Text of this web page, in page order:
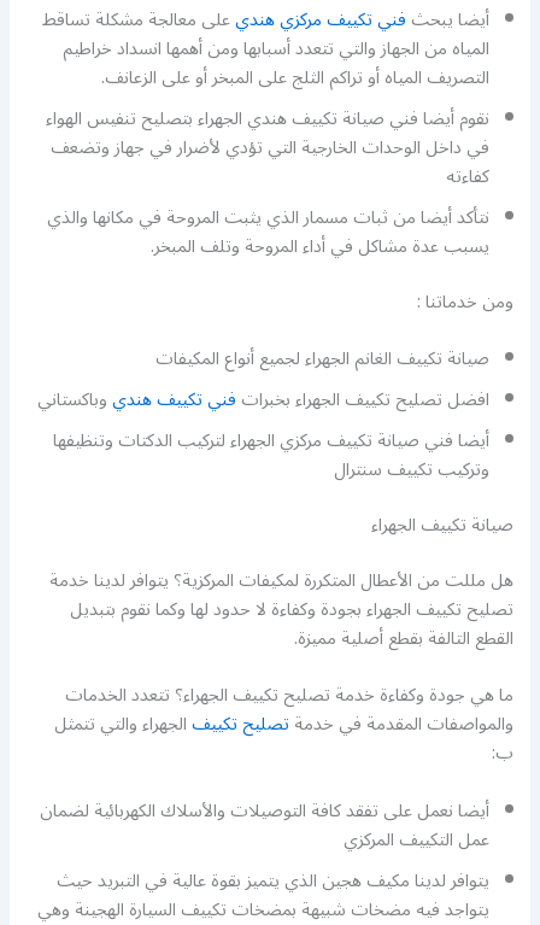
أيضا يبحثفني تكييف مركزي هنديعلى معالجة مشكلة تساقط
المياه من الجهاز والتي تتعدد أسبابها ومن أهمها انسداد خراطيم
التصريف المياه أو تراكم الثلج على المبخر أو على الزعانف.
نقوم أيضا فني صيانة تكييف هندي الجهراء بتصليح تنفيس الهواء
في داخل الوحدات الخارجية التي تؤدي لأضرار في جهاز وتضعف
كفاءته
نتأكد أيضا من ثبات مسمار الذي يثبت المروحة في مكانها والذي
يسبب عدة مشاكل في أداء المروحة وتلف المبخر.
ومن خدماتنا :
صيانة تكييف الغانم الجهراء لجميع أنواع المكيفات
افضل تصليح تكييف الجهراء بخبراتفني تكييف هنديوباكستاني
أيضا فني صيانة تكييف مركزي الجهراء لتركيب الدكتات وتنظيفها
وتركيب تكييف سنترال
صيانة تكييف الجهراء
هل مللت من الأعطال المتكررة لمكيفات المركزية؟ يتوافر لدينا خدمة
تصليح تكييف الجهراء بجودة وكفاءة لا حدود لها وكما نقوم بتبديل
القطع التالفة بقطع أصلية مميزة.
ما هي جودة وكفاءة خدمة تصليح تكييف الجهراء؟ تتعدد الخدمات
والمواصفات المقدمة في خدمةتصليح تكييفالجهراء والتي تتمثل
ب:
أيضا نعمل على تفقد كافة التوصيلات والأسلاك الكهربائية لضمان
عمل التكييف المركزي
يتوافر لدينا مكيف هجين الذي يتميز بقوة عالية في التبريد حيث
يتواجد فيه مضخات شبيهة بمضخات تكييف السيارة الهجينة وهي